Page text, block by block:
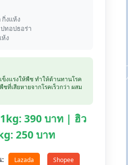
กิ่งแห้ง
ทอปธอร่า
ง
งแรงให้พืช ทำให้ต้านทานโรค
ที่เสียหายจากโรคเร็วกว่า ผสม
390 บาท | ฮิว
250 บาท
Lazada Shopee